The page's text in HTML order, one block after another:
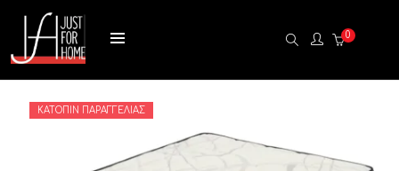
0
ΚΑΤΌΠΙΝ ΠΑΡΑΓΓΕΛΊΑΣ